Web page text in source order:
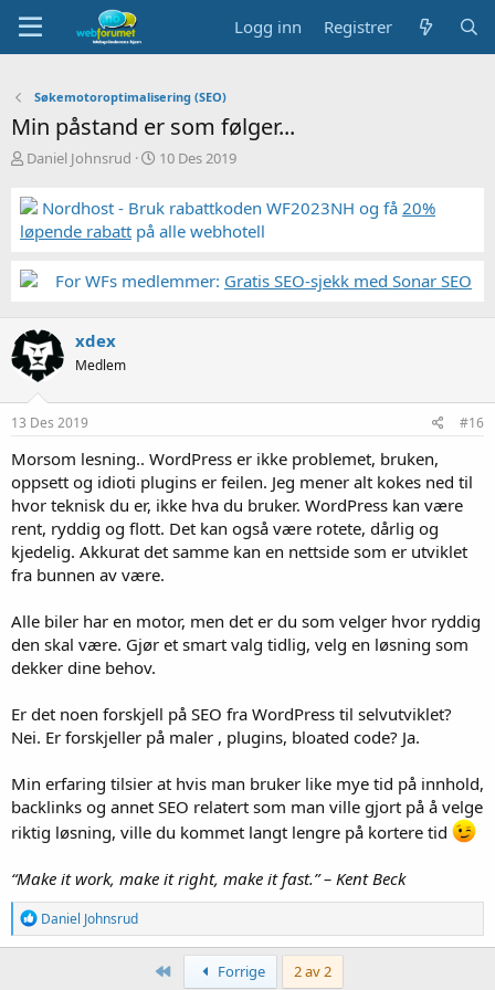
Logg inn Registrer
Søkemotoroptimalisering (SEO)
Min påstand er som følger...
T
å
d
s
a
e
r
Daniel Johnsrud
S
r
t
a
10 Des 2019
Nordhost - Bruk rabattkoden WF2023NH og få 20%
løpende rabatt på alle webhotell
For WFs medlemmer: Gratis SEO-sjekk med Sonar SEO
xdex
Medlem
13 Des 2019 #16
Morsom lesning.. WordPress er ikke problemet, bruken,
oppsett og idioti plugins er feilen. Jeg mener alt kokes ned til
hvor teknisk du er, ikke hva du bruker. WordPress kan være
rent, ryddig og flott. Det kan også være rotete, dårlig og
kjedelig. Akkurat det samme kan en nettside som er utviklet
fra bunnen av være.
Alle biler har en motor, men det er du som velger hvor ryddig
den skal være. Gjør et smart valg tidlig, velg en løsning som
dekker dine behov.
Er det noen forskjell på SEO fra WordPress til selvutviklet?
Nei. Er forskjeller på maler , plugins, bloated code? Ja.
Min erfaring tilsier at hvis man bruker like mye tid på innhold,
backlinks og annet SEO relatert som man ville gjort på å velge
riktig løsning, ville du kommet langt lengre på kortere tid
“Make it work, make it right, make it fast.” – Kent Beck
R
e
a
Daniel Johnsrud
Først Forrige 2 av 2